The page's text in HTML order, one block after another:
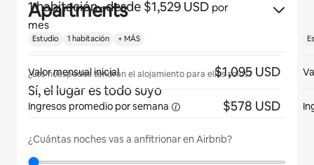
1 habitación · desde $1,529 USD por
mes
¿Los huéspedes tendrán el alojamiento para ellos solos?
Sí, el lugar es todo suyo
¿Cuántas noches vas a anfitrionar en Airbnb?
Apartments
Estudio 1 habitación + MÁS
Valor mensual inicial $1,095 USD
Ingresos promedio por semana $578 USD